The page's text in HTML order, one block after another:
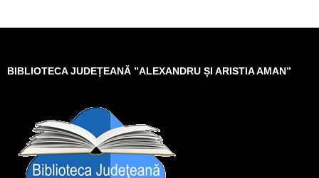
BIBLIOTECA JUDEȚEANĂ ”ALEXANDRU ȘI ARISTIA AMAN”